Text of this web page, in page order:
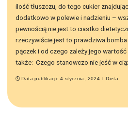
ilość tłuszczu, do tego cukier
dodatkowo w polewie i nadzieniu –
pewnością nie jest to ciastko
rzeczywiście jest to prawdziwa bomba
pączek i od czego zależy jego
także: Czego stanowczo nie jeść w
Data publikacji: 4 stycznia, 2024 Dieta